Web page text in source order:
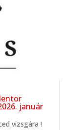
január
vizsgára !